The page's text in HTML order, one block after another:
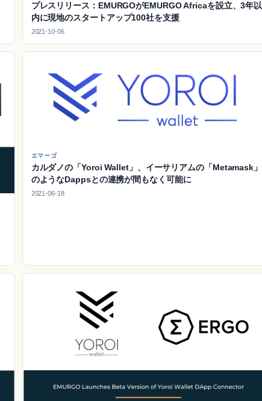
プレスリリース：EMURGOがEMURGO Africaを設立、3年以
内に現地のスタートアップ100社を支援
2021-10-06
エマーゴ
カルダノの「Yoroi Wallet」、イーサリアムの「Metamask」
のようなDappsとの連携が間もなく可能に
2021-06-18